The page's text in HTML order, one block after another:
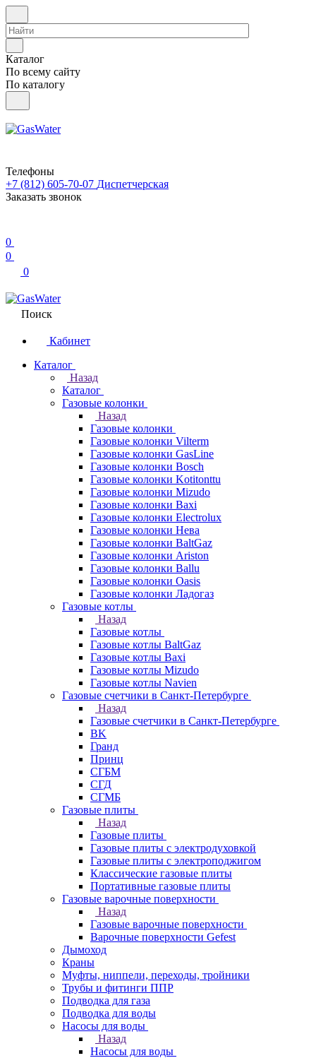
Каталог
По всему сайту
По каталогу
Телефоны
+7 (812) 605-70-07 Диспетчерская
Заказать звонок
0
0
0
Поиск
Кабинет
Каталог
Назад
Каталог
Газовые колонки
Назад
Газовые колонки
Газовые колонки Vilterm
Газовые колонки GasLine
Газовые колонки Bosch
Газовые колонки Kotitonttu
Газовые колонки Mizudo
Газовые колонки Baxi
Газовые колонки Electrolux
Газовые колонки Нева
Газовые колонки BaltGaz
Газовые колонки Ariston
Газовые колонки Ballu
Газовые колонки Oasis
Газовые колонки Ладогаз
Газовые котлы
Назад
Газовые котлы
Газовые котлы BaltGaz
Газовые котлы Baxi
Газовые котлы Mizudo
Газовые котлы Navien
Газовые счетчики в Санкт-Петербурге
Назад
Газовые счетчики в Санкт-Петербурге
BK
Гранд
Принц
СГБМ
СГД
СГМБ
Газовые плиты
Назад
Газовые плиты
Газовые плиты с электродуховкой
Газовые плиты с электроподжигом
Классические газовые плиты
Портативные газовые плиты
Газовые варочные поверхности
Назад
Газовые варочные поверхности
Варочные поверхности Gefest
Дымоход
Краны
Муфты, ниппели, переходы, тройники
Трубы и фитинги ППР
Подводка для газа
Подводка для воды
Насосы для воды
Назад
Насосы для воды